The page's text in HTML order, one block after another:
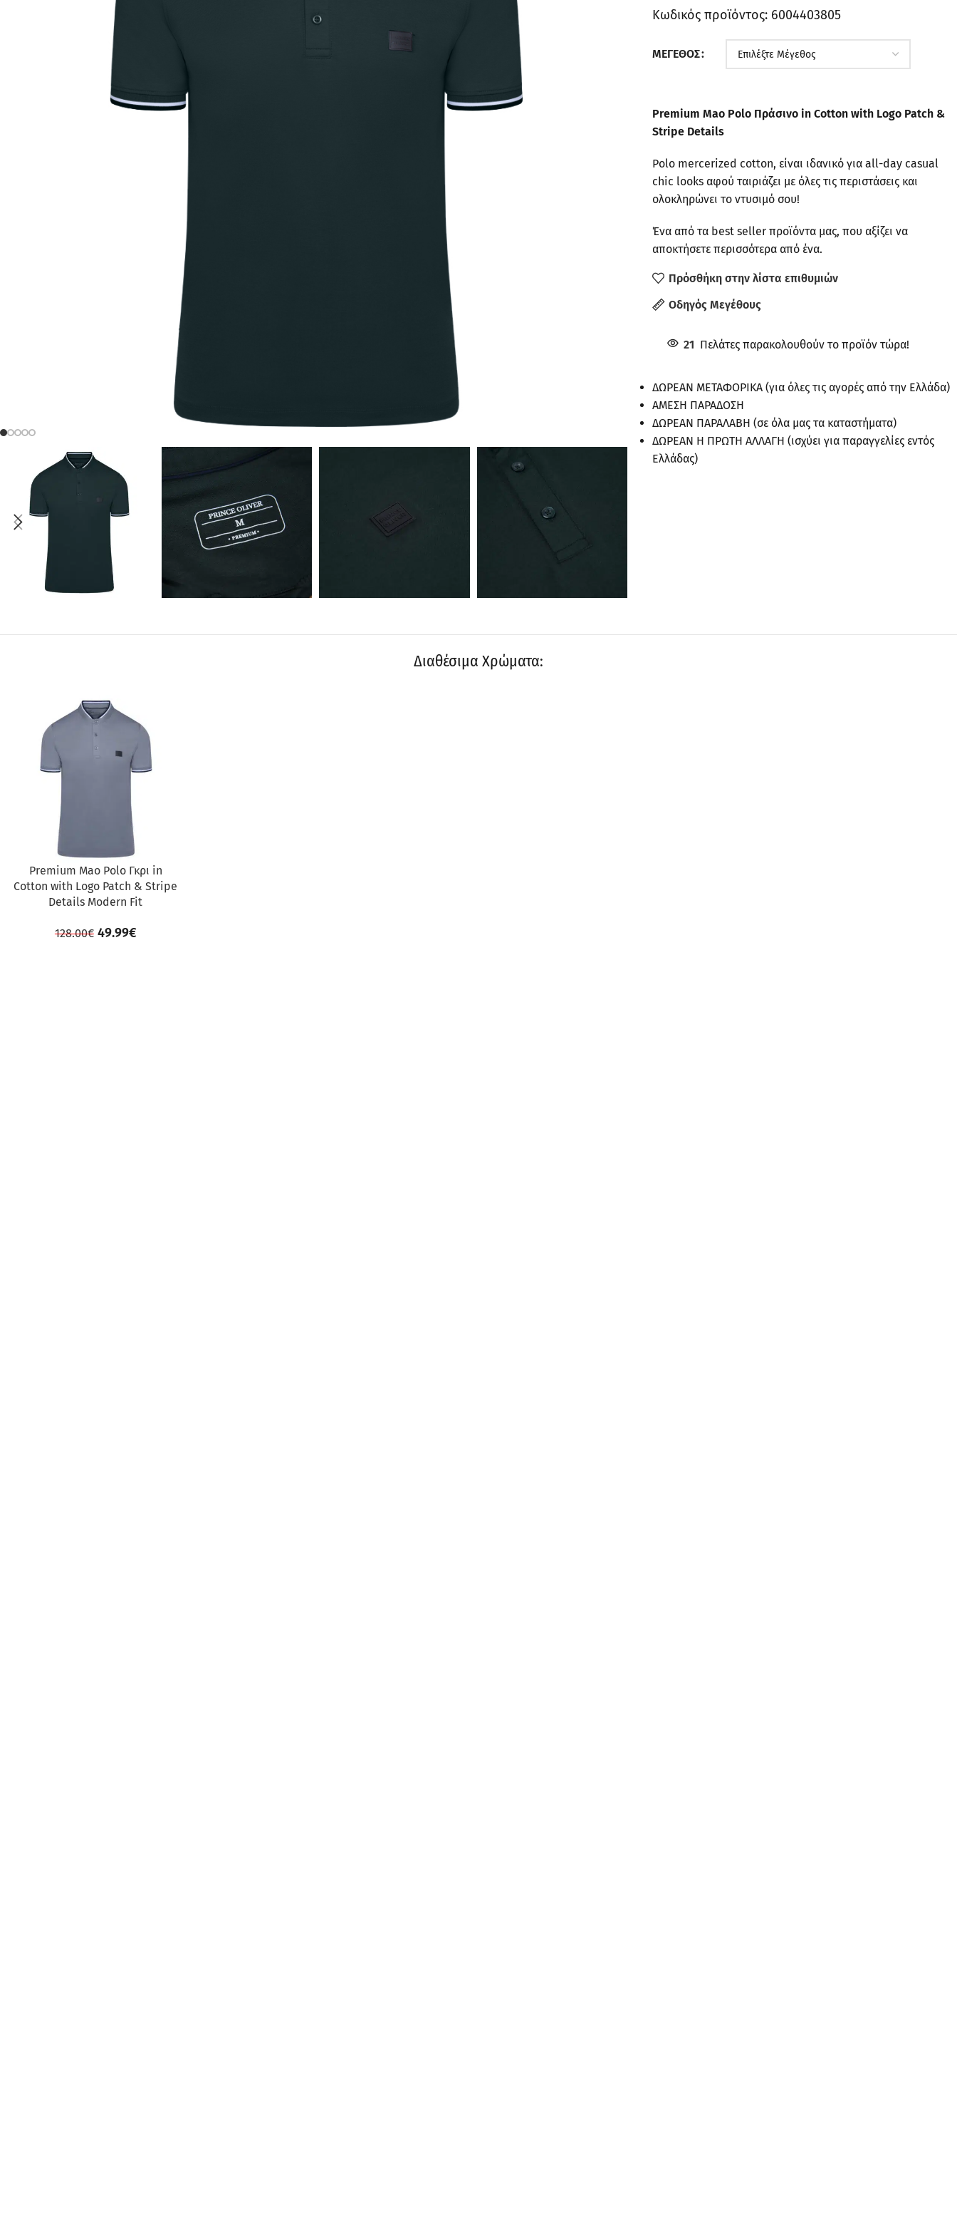
Κωδικός προϊόντος: 6004403805
ΜΈΓΕΘΟΣ
Premium Mao Polo Πράσινο in Cotton with Logo Patch &
Stripe Details
Polo mercerized cotton, είναι ιδανικό για all-day casual
chic looks αφού ταιριάζει με όλες τις περιστάσεις και
ολοκληρώνει το ντυσιμό σου!
Ένα από τα best seller προϊόντα μας, που αξίζει να
αποκτήσετε περισσότερα από ένα.
Πρόσθήκη στην λίστα επιθυμιών
Οδηγός Μεγέθους
21 Πελάτες παρακολουθούν το προϊόν τώρα!
ΔΩΡΕΑΝ ΜΕΤΑΦΟΡΙΚΑ (για όλες τις αγορές από την Ελλάδα)
ΑΜΕΣΗ ΠΑΡΑΔΟΣΗ
ΔΩΡΕΑΝ ΠΑΡΑΛΑΒΗ (σε όλα μας τα καταστήματα)
ΔΩΡΕΑΝ Η ΠΡΩΤΗ ΑΛΛΑΓΗ (ισχύει για παραγγελίες εντός
Ελλάδας)
Διαθέσιμα Χρώματα:
ΠΡΟΣΦΟΡΆ
Premium Mao Polo Γκρι in
Cotton with Logo Patch & Stripe
Details Modern Fit
128.00€ 49.99€